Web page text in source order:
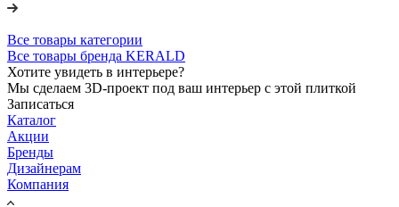
Все товары категории
Все товары бренда KERALD
Хотите увидеть в интерьере?
Мы сделаем 3D-проект под ваш интерьер с этой плиткой
Записаться
Каталог
Акции
Бренды
Дизайнерам
Компания